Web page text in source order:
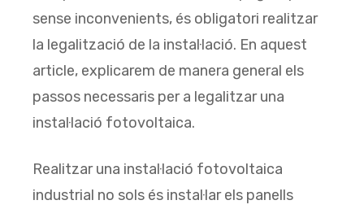
sense inconvenients, és obligatori realitzar
la legalització de la instal·lació. En aquest
article, explicarem de manera general els
passos necessaris per a legalitzar una
instal·lació fotovoltaica.
Realitzar una instal·lació fotovoltaica
industrial no sols és instal·lar els panells